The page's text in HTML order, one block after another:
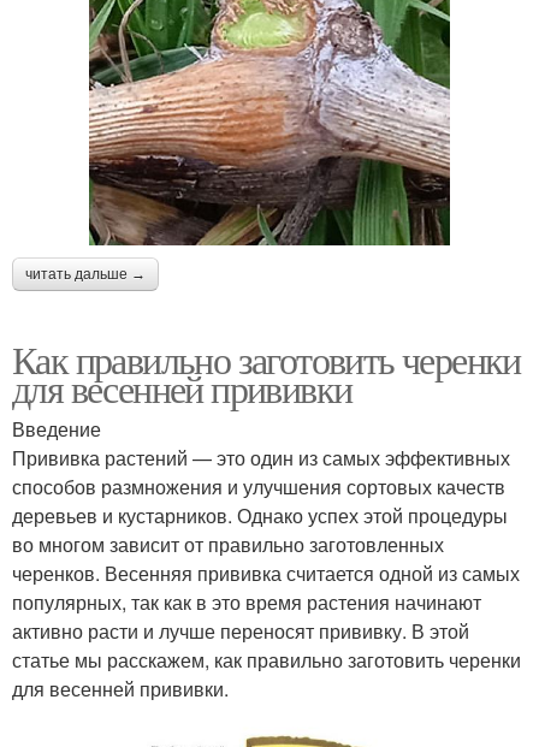
читать дальше →
Как правильно заготовить черенки
для весенней прививки
Введение
Прививка растений — это один из самых эффективных
способов размножения и улучшения сортовых качеств
деревьев и кустарников. Однако успех этой процедуры
во многом зависит от правильно заготовленных
черенков. Весенняя прививка считается одной из самых
популярных, так как в это время растения начинают
активно расти и лучше переносят прививку. В этой
статье мы расскажем, как правильно заготовить черенки
для весенней прививки.